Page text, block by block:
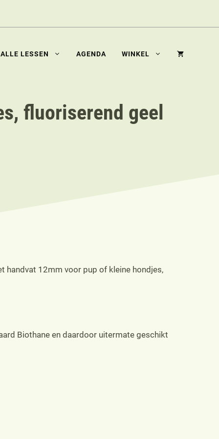
ALLE LESSEN AGENDA WINKEL
fluoriserend geel
handvat 12mm voor pup of kleine hondjes,
Biothane en daardoor uitermate geschikt